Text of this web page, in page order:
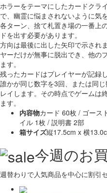
ホラーをテーマにしたカードクラ
で、幽霊に悩まされないように気
各ターン、捨て札置き場の一番上
ドを出す必要があります。
方向は最後に出した矢印で示され
ヤーだけが無事に脱出でき、他の
ます。
残ったカードはプレイヤーが記録し
誰かが同じ数字を3回、または同
レイします。その時点でゲームは
ます。
内容物カード 60枚 / ゴース
イル 1枚 / 説明書 2部
箱サイズ縦17.5cm x 横
今週のお
週替わりで人気商品を中心に割引